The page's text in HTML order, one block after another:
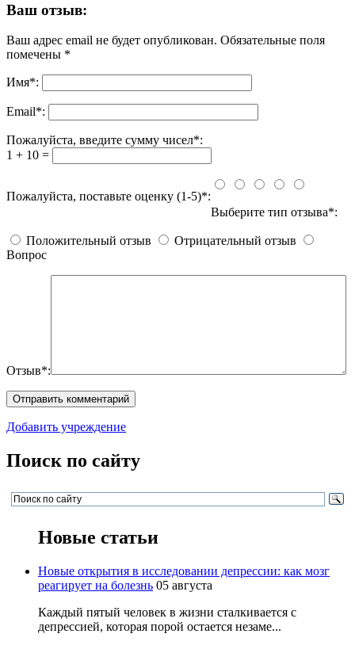
Ваш отзыв:
Ваш адрес email не будет опубликован. Обязательные поля
помечены *
Имя*:
Email*:
Пожалуйста, введите сумму чисел*:
1 + 10 =
Пожалуйста, поставьте оценку (1-5)*:
Выберите тип отзыва*:
Положительный отзыв
Отрицательный отзыв
Вопрос
Отзыв*:
Добавить учреждение
Поиск по сайту
Новые статьи
Новые открытия в исследовании депрессии: как мозг
реагирует на болезнь 05 августа
Каждый пятый человек в жизни сталкивается с
депрессией, которая порой остается незаме...